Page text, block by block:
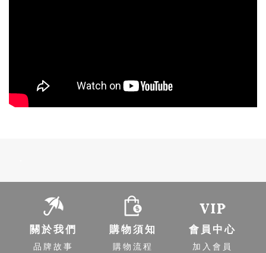
關於我們
品牌故事
購物須知
購物流程
會員中心
加入會員